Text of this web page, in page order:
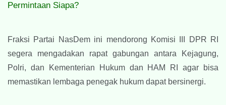
Permintaan Siapa?
Fraksi Partai NasDem ini mendorong Komisi III DPR RI
segera mengadakan rapat gabungan antara Kejagung,
Polri, dan Kementerian Hukum dan HAM RI agar bisa
memastikan lembaga penegak hukum dapat bersinergi.